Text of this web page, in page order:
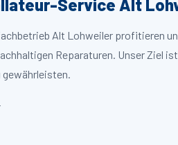
Service Alt
Alt Lohweiler profitieren
Reparaturen. Unser Ziel